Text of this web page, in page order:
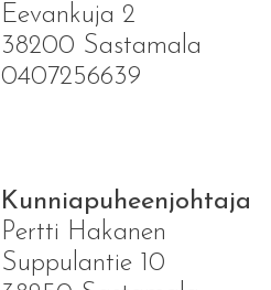
Eevankuja 2
38200 Sastamala
0407256639
Kunniapuheenjohtaja
Pertti Hakanen
Suppulantie 10